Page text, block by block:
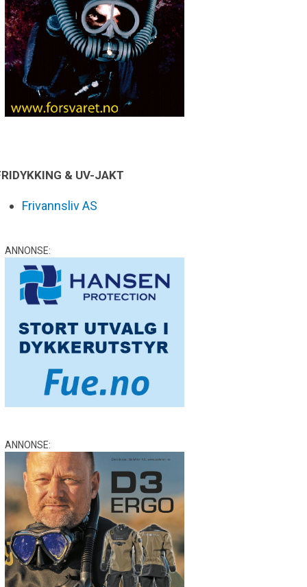
& UV-JAKT
Frivannsliv AS
ANNONSE:
ANNONSE: